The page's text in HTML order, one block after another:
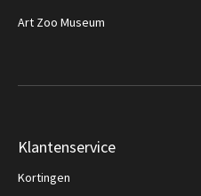
Art Zoo Museum
Klantenservice
Kortingen